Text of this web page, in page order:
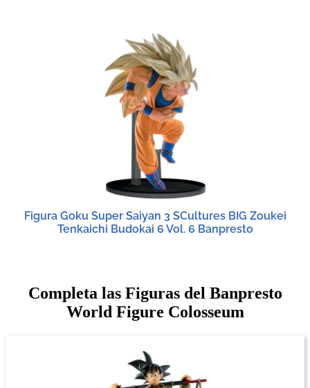
Figura Goku Super Saiyan 3 SCultures BIG Zoukei
Tenkaichi Budokai 6 Vol. 6 Banpresto
Completa las Figuras del Banpresto
World Figure Colosseum